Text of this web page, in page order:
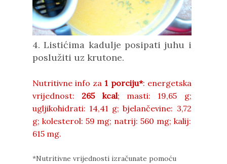
4. Listićima kadulje posipati juhu i
poslužiti uz krutone.
Nutritivne info za1 porciju*: energetska
vrijednost: 265 kcal; masti: 19,65 g;
ugljikohidrati: 14,41 g;bjelančevine: 3,72
g; kolesterol: 59 mg; natrij: 560 mg; kalij:
615 mg.
*Nutritivne vrijednosti izračunate pomoću